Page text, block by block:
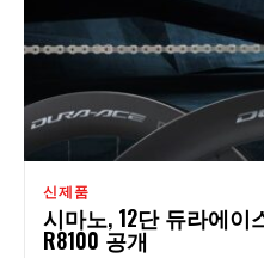
신제품
시마노, 12단 듀라에이
R8100 공개